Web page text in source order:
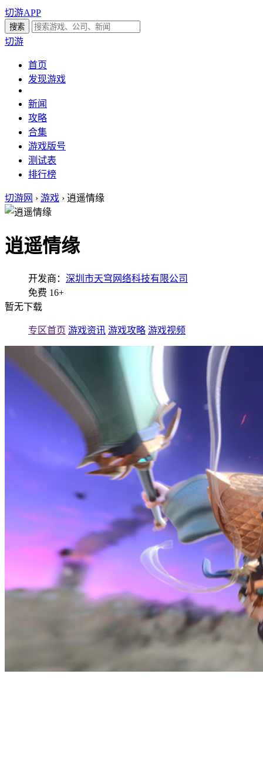
切游APP
切游
首页
发现游戏
新闻
攻略
合集
游戏版号
测试表
排行榜
切游网 › 游戏 › 逍遥情缘
逍遥情缘
开发商： 深圳市天穹网络科技有限公司
免费 16+
暂无下载
专区首页 游戏资讯 游戏攻略 游戏视频